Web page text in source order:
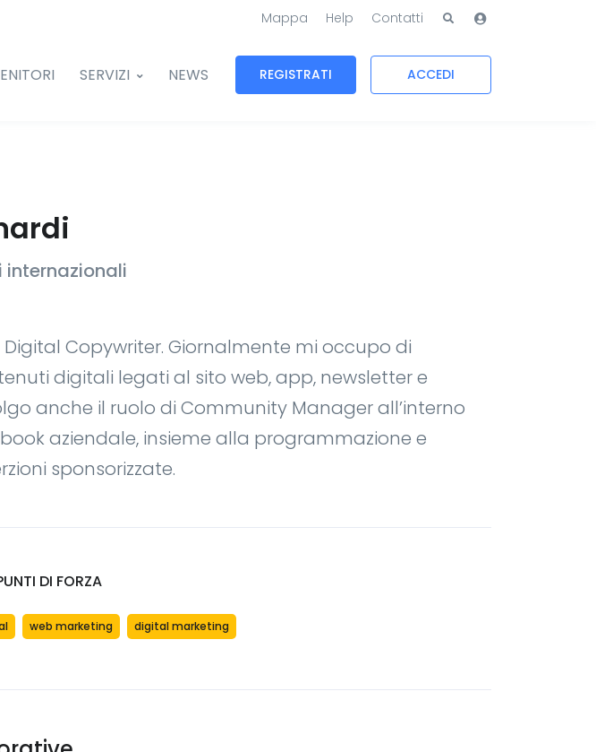
Mappa Help Contatti
SERVIZI NEWS REGISTRATI ACCEDI
internazionali
Copywriter. Giornalmente mi occupo di
digitali legati al sito web, app, newsletter e
anche il ruolo di Community Manager all’interno
aziendale, insieme alla programmazione e
sponsorizzate.
DI FORZA
web marketing digital marketing